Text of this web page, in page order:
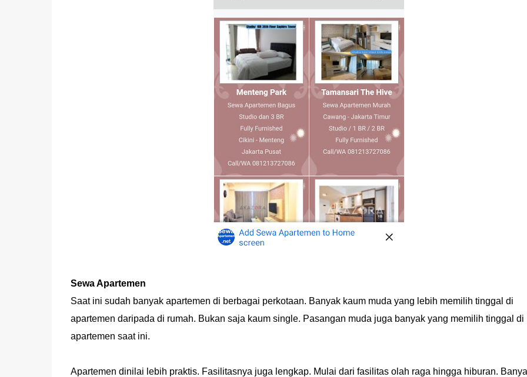
Sewa Apartemen
Saat ini sudah banyak apartemen di berbagai perkotaan. Banyak kaum muda yang lebih memilih tinggal di
apartemen daripada di rumah. Bukan saja kaum single. Pasangan muda juga banyak yang memilih tinggal di
apartemen saat ini.
Apartemen dinilai lebih praktis. Fasilitasnya juga lengkap. Mulai dari fasilitas olah raga hingga hiburan.